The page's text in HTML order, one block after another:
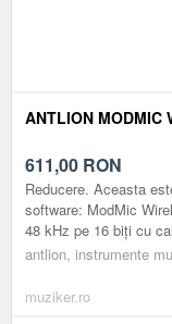
ANTLION MODMIC
611,00 RON
Reducere. Aceasta
software: ModMic
48 kHz pe 16 biți cu
antlion, instrumente
muziker.ro